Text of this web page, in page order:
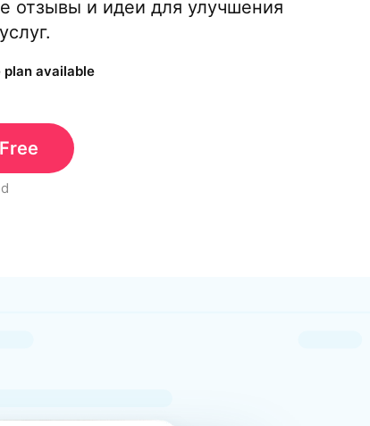
отзывы и идеи для улучшения
plan available